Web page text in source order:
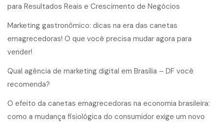
para Resultados Reais e Crescimento de Negócios
Marketing gastronômico: dicas na era das canetas
emagrecedoras! O que você precisa mudar agora para
vender!
Qual agência de marketing digital em Brasília – DF você
recomenda?
O efeito da canetas emagrecedoras na economia brasileira:
como a mudança fisiológica do consumidor exige um novo